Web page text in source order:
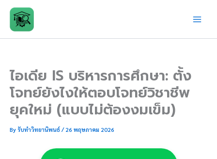
content
ไอเดีย IS บริหารการศึกษา: ตั้ง
โจทย์ยังไงให้ตอบโจทย์วิชาชีพ
ยุคใหม่ (แบบไม่ต้องงมเข็ม)
Byรับทำวิทยานิพนธ์/26 พฤษภาคม 2026